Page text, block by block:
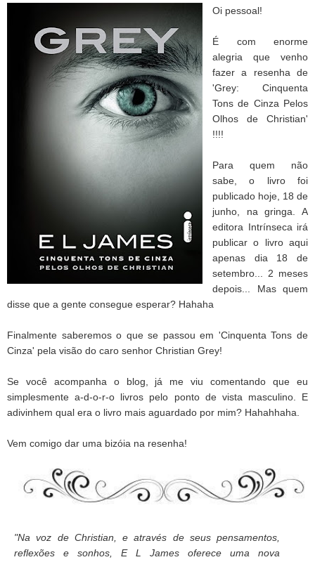
Oi pessoal!
É com enorme
alegria que venho
fazer a resenha de
'Grey: Cinquenta
Tons de Cinza Pelos
Olhos de Christian'
!!!!
Para quem não
sabe, o livro foi
publicado hoje, 18 de
junho, na gringa. A
editora Intrínseca irá
publicar o livro aqui
apenas dia 18 de
setembro... 2 meses
depois... Mas quem
disse que a gente consegue esperar? Hahaha
Finalmente saberemos o que se passou em 'Cinquenta Tons de
Cinza' pela visão do caro senhor Christian Grey!
Se você acompanha o blog, já me viu comentando que eu
simplesmente a-d-o-r-o livros pelo ponto de vista masculino. E
adivinhem qual era o livro mais aguardado por mim? Hahahhaha.
Vem comigo dar uma bizóia na resenha!
"Na voz de Christian, e através de seus pensamentos,
reflexões e sonhos, E L James oferece uma nova